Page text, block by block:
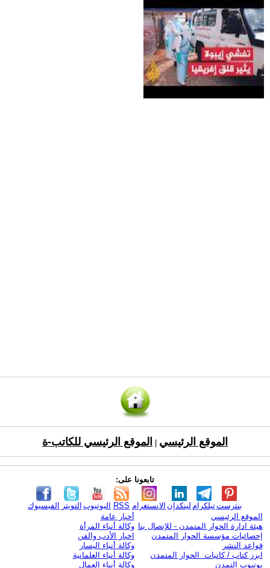
الموقع الرئيسي الموقع الرئيسي للكاتب-ة
تابعونا على:
الفيسبوك التويتر اليوتيوب RSS الانستغرام لينكدإن تيلكرامبنترست
الموقع الرئيسي
هيئة ادارة الحوار المتمدن - للإتصال بنا
إحصائيات مؤسسة الحوار المتمدن
قواعد النشر
ابرز كتاب / كاتبات الحوار المتمدن
يوتيوب التمدن
أخبار عامة
وكالة أنباء المرأة
اخبار الأدب والفن
وكالة أنباء اليسار
وكالة أنباء العلمانية
وكالة أنباء العمال